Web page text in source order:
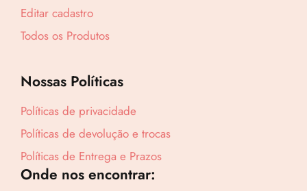
R$160,05
Compre por
6x deR$18,14
Editar cadastro
Todos os Produtos
Nossas Políticas
Políticas de privacidade
Políticas de devolução e trocas
Políticas de Entrega e Prazos
Onde nos encontrar: